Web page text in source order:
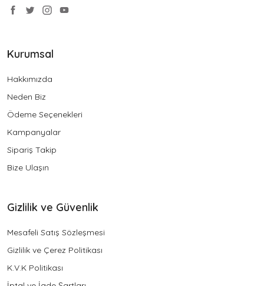
Kurumsal
Hakkımızda
Neden Biz
Ödeme Seçenekleri
Kampanyalar
Sipariş Takip
Bize Ulaşın
Gizlilik ve Güvenlik
Mesafeli Satış Sözleşmesi
Gizlilik ve Çerez Politikası
K.V.K Politikası